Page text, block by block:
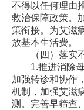
不得以任何理由
救治保障政策。
策衔接。为艾滋
放基本生活费。
（四）落实
1.推进消除
加强转诊和协作
机制，加强艾滋
测。完善早筛查